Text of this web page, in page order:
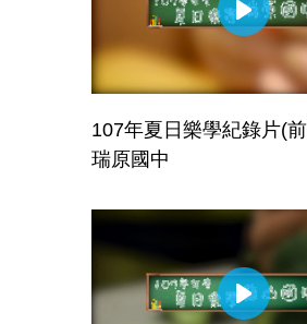
107年夏日樂學紀錄片(
瑞原國中